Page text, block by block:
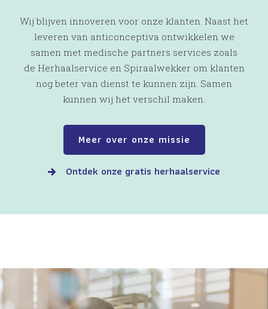
Wij blijven innoveren voor onze klanten. Naast het
leveren van anticonceptiva ontwikkelen we
samen met medische partners services zoals
de Herhaalservice en Spiraalwekker om klanten
nog beter van dienst te kunnen zijn. Samen
kunnen wij het verschil maken.
Meer over onze missie
Ontdek onze gratis herhaalservice